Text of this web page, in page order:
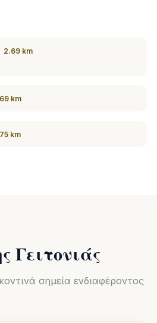
2.69 km
km
km
Γειτονιάς
σημεία ενδιαφέροντος